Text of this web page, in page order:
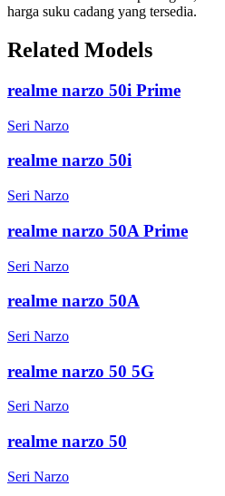
harga suku cadang yang tersedia.
Related Models
realme narzo 50i Prime
Seri Narzo
realme narzo 50i
Seri Narzo
realme narzo 50A Prime
Seri Narzo
realme narzo 50A
Seri Narzo
realme narzo 50 5G
Seri Narzo
realme narzo 50
Seri Narzo